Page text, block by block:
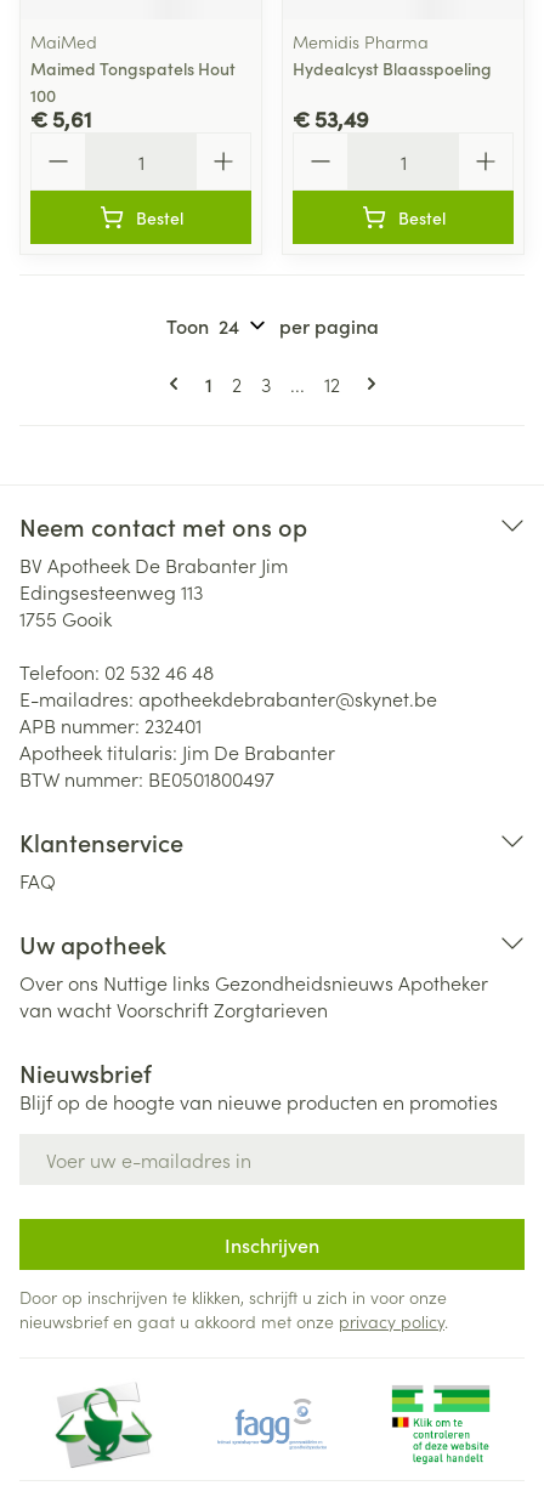
MaiMed
Maimed Tongspatels Hout
100
€ 5,61
Bestel
Memidis Pharma
Hydealcyst Blaasspoeling
€ 53,49
Bestel
Pagina's
U lees momenteel pagina
1 Pagina
2 Pagina
3 ... Pagina
12
Toon per pagina
Neem contact met ons op
BV Apotheek De Brabanter Jim
Edingsesteenweg 113
1755 Gooik
Telefoon: 02 532 46 48
E-mailadres: apotheekdebrabanter@skynet.be
APB nummer: 232401
Apotheek titularis: Jim De Brabanter
BTW nummer: BE0501800497
Klantenservice
FAQ
Uw apotheek
Over ons Nuttige links Gezondheidsnieuws Apotheker
van wachtVoorschriftZorgtarieven
Nieuwsbrief
Blijf op de hoogte van nieuwe producten en promoties
Inschrijven
Door op inschrijven te klikken, schrijft u zich in voor onze
nieuwsbrief en gaat u akkoord met onze privacy policy.